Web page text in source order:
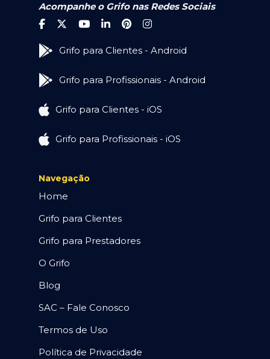
Acompanhe o Grifo nas Redes Sociais
Grifo para Clientes - Android
Grifo para Profissionais - Android
Grifo para Clientes - iOS
Grifo para Profissionais - iOS
Navegação
Home
Grifo para Clientes
Grifo para Prestadores
O Grifo
Blog
SAC – Fale Conosco
Termos de Uso
Política de Privacidade